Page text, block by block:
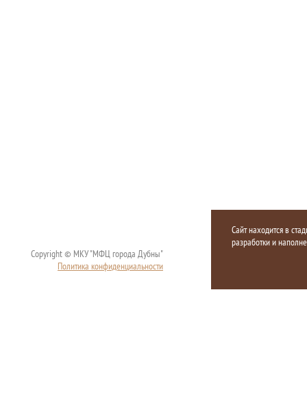
Copyright © МКУ "МФЦ города Дубны"
Политика конфиденциальности
Сайт находится в
разработки и